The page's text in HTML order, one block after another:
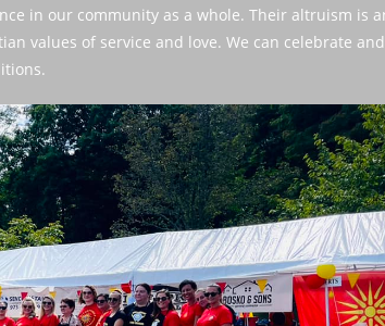
in our community as a whole. Their altruism is
values of service and love. We can celebrate and